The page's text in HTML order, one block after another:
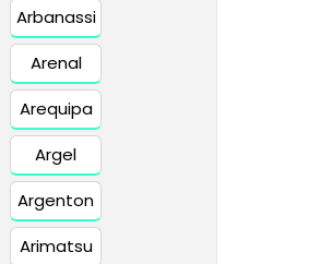
Arbanassi
Arenal
Arequipa
Argel
Argenton
Arimatsu